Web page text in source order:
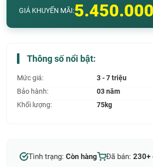
GIÁ KHUYẾN MÃI:5.450.000
Thông số nổi bật:
Mức giá:
3 - 7 triệu
Bảo hành:
03 năm
Khối lượng:
75kg
Tình trạng: Còn hàng Đã bán: 230+